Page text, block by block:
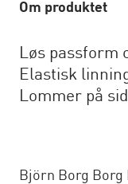
Om produktet
Løs passform
Elastisk
Lommer på
Björn Borg